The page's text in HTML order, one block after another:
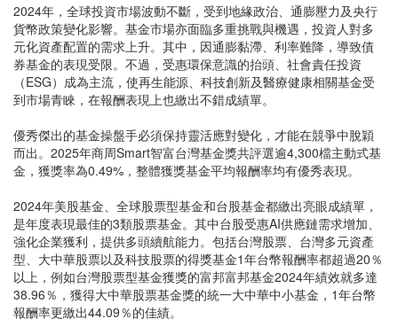
2024年，全球投資市場波動不斷，受到地緣政治、通膨壓力及央行
貨幣政策變化影響。基金市場亦面臨多重挑戰與機遇，投資人對多
元化資產配置的需求上升。其中，因通膨黏滯、利率難降，導致債
券基金的表現受限。不過，受惠環保意識的抬頭、社會責任投資
（ESG）成為主流，使再生能源、科技創新及醫療健康相關基金受
到市場青睞，在報酬表現上也繳出不錯成績單。
優秀傑出的基金操盤手必須保持靈活應對變化，才能在競爭中脫穎
而出。2025年商周Smart智富台灣基金獎共評選逾4,300檔主動式基
金，獲獎率為0.49%，整體獲獎基金平均報酬率均有優秀表現。
2024年美股基金、全球股票型基金和台股基金都繳出亮眼成績單，
是年度表現最佳的3類股票基金。其中台股受惠AI供應鏈需求增加、
強化企業獲利，提供多頭續航能力。包括台灣股票、台灣多元資產
型、大中華股票以及科技股票的得獎基金1年台幣報酬率都超過20％
以上，例如台灣股票型基金獲獎的富邦富邦基金2024年績效就多達
38.96％，獲得大中華股票基金獎的統一大中華中小基金，1年台幣
報酬率更繳出44.09％的佳績。